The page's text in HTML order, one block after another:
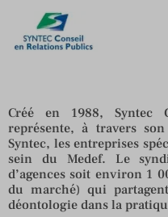
Créé en 1988, Syntec
représente, à travers
Syntec, les entreprises
sein du Medef. Le
d’agences soit environ 1
du marché) qui
déontologie dans la